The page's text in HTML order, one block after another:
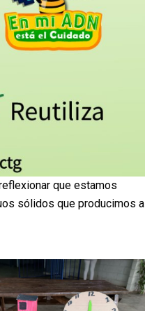
que estamos
sólidos que producimos a